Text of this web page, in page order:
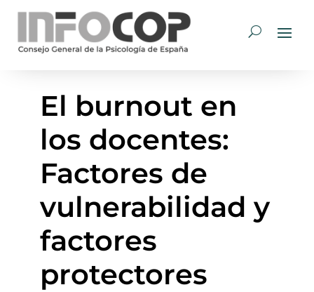
El burnout en
los docentes:
Factores de
vulnerabilidad y
factores
protectores